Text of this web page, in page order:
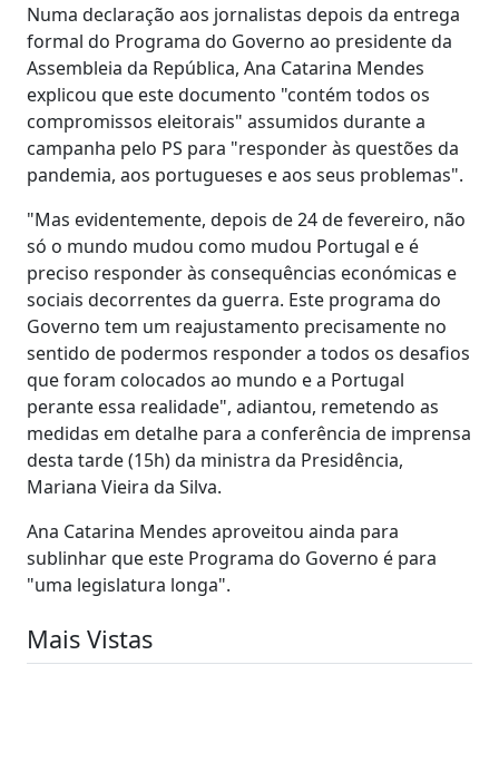
Numa declaração aos jornalistas depois da entrega
formal do Programa do Governo ao presidente da
Assembleia da República, Ana Catarina Mendes
explicou que este documento "contém todos os
compromissos eleitorais" assumidos durante a
campanha pelo PS para "responder às questões da
pandemia, aos portugueses e aos seus problemas".
"Mas evidentemente, depois de 24 de fevereiro, não
só o mundo mudou como mudou Portugal e é
preciso responder às consequências económicas e
sociais decorrentes da guerra. Este programa do
Governo tem um reajustamento precisamente no
sentido de podermos responder a todos os desafios
que foram colocados ao mundo e a Portugal
perante essa realidade", adiantou, remetendo as
medidas em detalhe para a conferência de imprensa
desta tarde (15h) da ministra da Presidência,
Mariana Vieira da Silva.
Ana Catarina Mendes aproveitou ainda para
sublinhar que este Programa do Governo é para
"uma legislatura longa".
Mais Vistas